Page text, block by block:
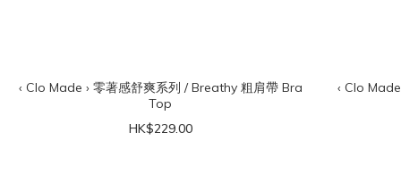
‹ Clo Made › 零著感舒爽系列 / Breathy 粗肩帶 Bra
Top
HK$229.00
‹ Clo